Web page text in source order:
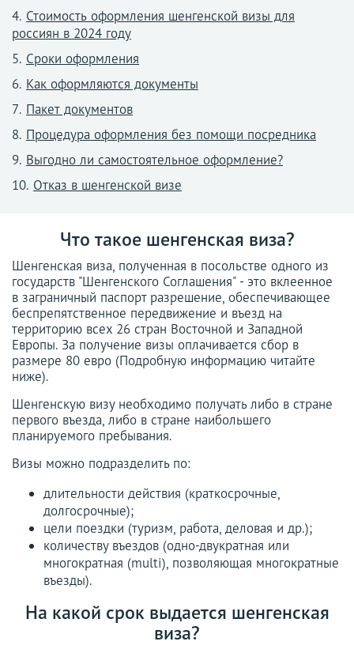
Стоимость оформления шенгенской визы для
россиян в 2024 году
Сроки оформления
Как оформляются документы
Пакет документов
Процедура оформления без помощи посредника
Выгодно ли самостоятельное оформление?
Отказ в шенгенской визе
Что такое шенгенская виза?
Шенгенская виза, полученная в посольстве одного из
государств "Шенгенского Соглашения" - это вклеенное
в заграничный паспорт разрешение, обеспечивающее
беспрепятственное передвижение и въезд на
территорию всех 26 стран Восточной и Западной
Европы. За получение визы оплачивается сбор в
размере 80 евро (Подробную информацию читайте
ниже).
Шенгенскую визу необходимо получать либо в стране
первого въезда, либо в стране наибольшего
планируемого пребывания.
Визы можно подразделить по:
длительности действия (краткосрочные,
долгосрочные);
цели поездки (туризм, работа, деловая и др.);
количеству въездов (одно-двукратная или
многократная (multi), позволяющая многократные
въезды).
На какой срок выдается шенгенская
виза?